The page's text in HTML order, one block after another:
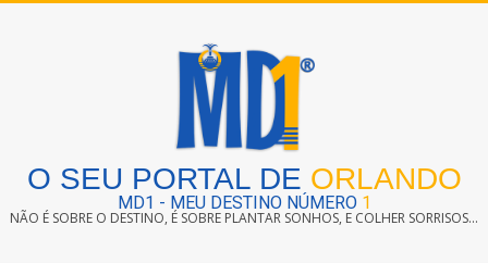
O SEU PORTAL DE ORLANDO
MD1 - MEU DESTINO NÚMERO 1
NÃO É SOBRE O DESTINO, É SOBRE PLANTAR SONHOS, E COLHER SORRISOS...